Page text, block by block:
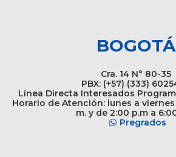
BOGOTÁ
Cra. 14 N° 80-35
PBX: (+57) (333)
Línea Directa Interesados
Horario de Atención: lunes a viernes
m. y de 2:00 p.m a
Pregrados